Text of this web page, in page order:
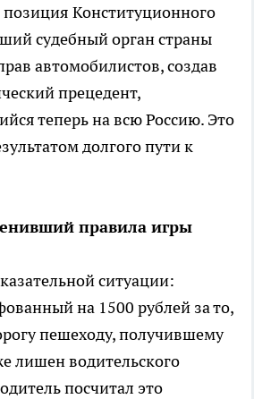
Конституционного
судебный орган страны
автомобилистов, создав
прецедент,
теперь на всю Россию. Это
долгого пути к
правила игры
ситуации:
на 1500 рублей за то,
пешеходу, получившему
лишен водительского
посчитал это